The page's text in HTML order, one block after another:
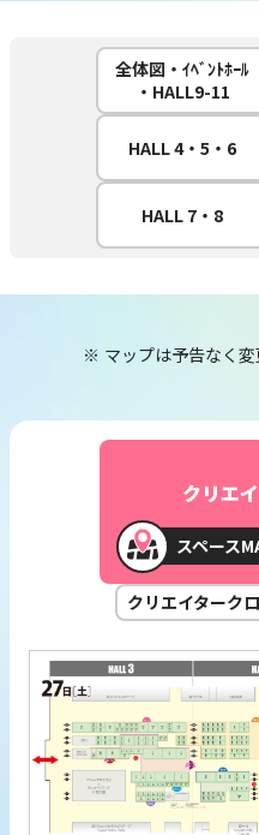
全体図・ｲﾍﾞﾝﾄﾎｰﾙ
・HALL9-11
HALL 4・5・6
HALL 7・8
マップは予告なく変
クリエ
スペース
クリエイターク